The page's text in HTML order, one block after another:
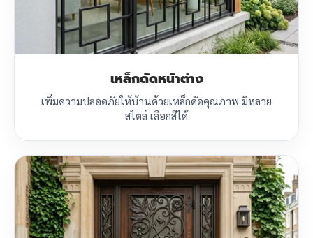
เหล็กดัดหน้าต่าง
เพิ่มความปลอดภัยให้บ้านด้วยเหล็กดัดคุณภาพ มีหลาย
สไตล์ เลือกสีได้